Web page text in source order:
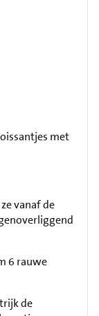
met
vanaf de
6 rauwe
de